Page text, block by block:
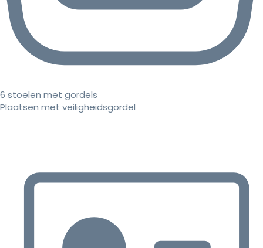
6 stoelen met gordels
Plaatsen met veiligheidsgordel